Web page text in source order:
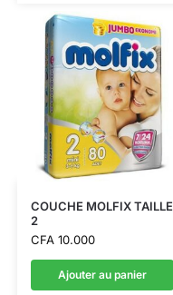
COUCHE MOLFIX TAILLE
2
CFA10.000
Ajouter au panier